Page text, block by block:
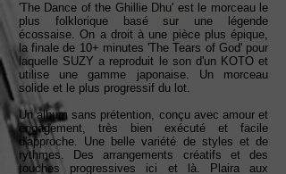
'The Dance of the Ghillie Dhu' est le morceau le
plus folklorique basé sur une légende
écossaise. On a droit à une pièce plus épique,
la finale de 10+ minutes 'The Tears of God' pour
laquelle SUZY a reproduit le son d'un KOTO et
utilise une gamme japonaise. Un morceau
solide et le plus progressif du lot.
Un album sans prétention, conçu avec amour et
engagement, très bien exécuté et facile
d'approche. Une belle variété de styles et de
rythmes. Des arrangements créatifs et des
touches progressives ici et là. Plaira aux